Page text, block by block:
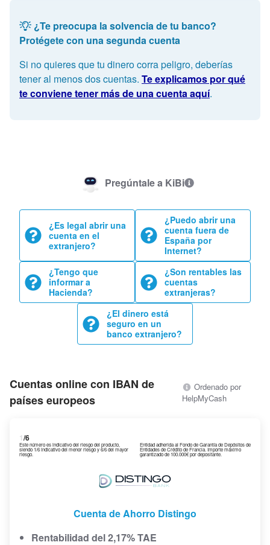
¿Te preocupa la solvencia de tu banco?
Protégete con una segunda cuenta
Si no quieres que tu dinero corra peligro, deberías
tener al menos dos cuentas. Te explicamos por qué
te conviene tener más de una cuenta aquí.
Pregúntale a KiBi
¿Es legal abrir una
cuenta en el
extranjero?
¿Puedo abrir una
cuenta fuera de
España por
Internet?
¿Tengo que
informar a
Hacienda?
¿Son rentables las
cuentas
extranjeras?
¿El dinero está
seguro en un
banco extranjero?
Cuentas online con IBAN de
países europeos
Ordenado por
HelpMyCash
1/6
Este número es indicativo del riesgo del producto,
siendo 1/6 indicativo del menor riesgo y 6/6 del mayor
riesgo.
Entidad adherida al Fondo de Garantía de Depósitos de
Entidades de Crédito de Francia. Importe máximo
garantizado de 100.000€ por depositante.
Cuenta de Ahorro Distingo
Rentabilidad del 2,17% TAE